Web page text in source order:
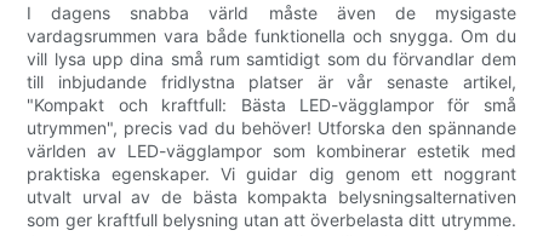
I dagens snabba värld måste även de mysigaste
vardagsrummen vara både funktionella och snygga. Om du
vill lysa upp dina små rum samtidigt som du förvandlar dem
till inbjudande fridlystna platser är vår senaste artikel,
"Kompakt och kraftfull: Bästa LED-vägglampor för små
utrymmen", precis vad du behöver! Utforska den spännande
världen av LED-vägglampor som kombinerar estetik med
praktiska egenskaper. Vi guidar dig genom ett noggrant
utvalt urval av de bästa kompakta belysningsalternativen
som ger kraftfull belysning utan att överbelasta ditt utrymme.